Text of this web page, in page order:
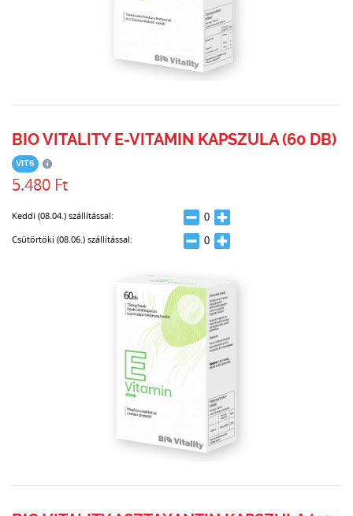
BIO VITALITY E-VITAMIN KAPSZULA (60 DB)
VIT6
5.480 Ft
Keddi (08.04.) szállítással:
Csütörtöki (08.06.) szállítással: